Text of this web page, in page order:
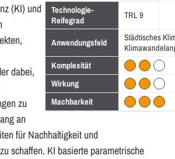
Technologie-
Reifegrad
TRL 9
Anwendungsfeld
Städtisches
Komplexität
Wirkung
Machbarkeit
(KI) und
dabei,
zu
an
für Nachhaltigkeit und
schaffen. KI basierte parametrische